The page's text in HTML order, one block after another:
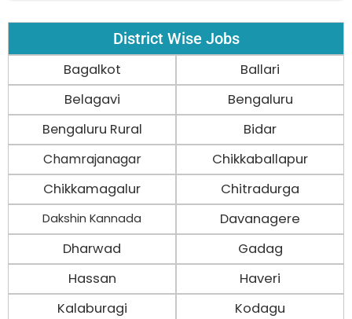
District Wise Jobs
Bagalkot
Ballari
Belagavi
Bengaluru
Bengaluru Rural
Bidar
Chamrajanagar
Chikkaballapur
Chikkamagalur
Chitradurga
Dakshin Kannada
Davanagere
Dharwad
Gadag
Hassan
Haveri
Kalaburagi
Kodagu